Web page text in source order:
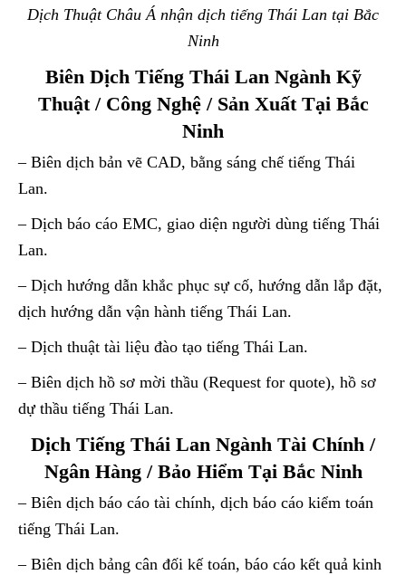
Dịch Thuật Châu Á nhận dịch tiếng Thái Lan tại Bắc
Ninh
Biên Dịch Tiếng Thái Lan Ngành Kỹ
Thuật / Công Nghệ / Sản Xuất Tại Bắc
Ninh
– Biên dịch bản vẽ CAD, bằng sáng chế tiếng Thái
Lan.
– Dịch báo cáo EMC, giao diện người dùng tiếng Thái
Lan.
– Dịch hướng dẫn khắc phục sự cố, hướng dẫn lắp đặt,
dịch hướng dẫn vận hành tiếng Thái Lan.
– Dịch thuật tài liệu đào tạo tiếng Thái Lan.
– Biên dịch hồ sơ mời thầu (Request for quote), hồ sơ
dự thầu tiếng Thái Lan.
Dịch Tiếng Thái Lan Ngành Tài Chính /
Ngân Hàng / Bảo Hiểm Tại Bắc Ninh
– Biên dịch báo cáo tài chính, dịch báo cáo kiểm toán
tiếng Thái Lan.
– Biên dịch bảng cân đối kế toán, báo cáo kết quả kinh